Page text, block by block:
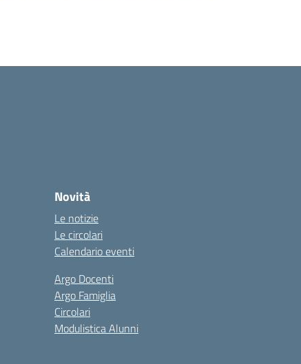
Novità
Le notizie
Le circolari
Calendario eventi
Argo Docenti
Argo Famiglia
Circolari
Modulistica Alunni